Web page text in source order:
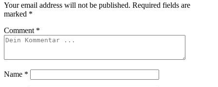
Your email address will not be published. Required fields are
marked *
Comment *
Name *